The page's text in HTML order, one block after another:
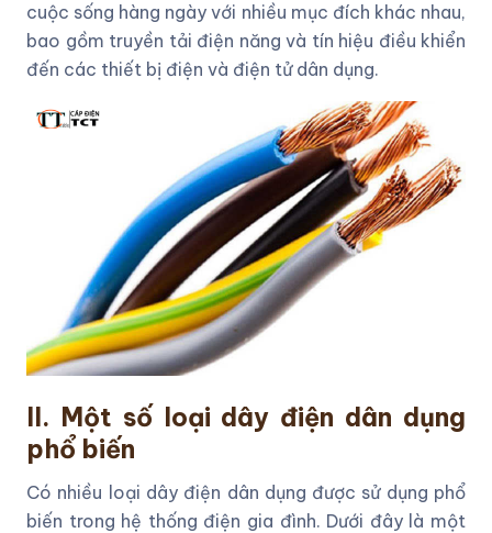
cuộc sống hàng ngày với nhiều mục đích khác nhau,
bao gồm truyền tải điện năng và tín hiệu điều khiển
đến các thiết bị điện và điện tử dân dụng.
II. Một số loại dây điện dân dụng
phổ biến
Có nhiều loại dây điện dân dụng được sử dụng phổ
biến trong hệ thống điện gia đình. Dưới đây là một